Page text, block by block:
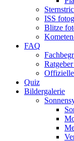
ISS
Blitze
FAQ
Quiz
Bildergalerie